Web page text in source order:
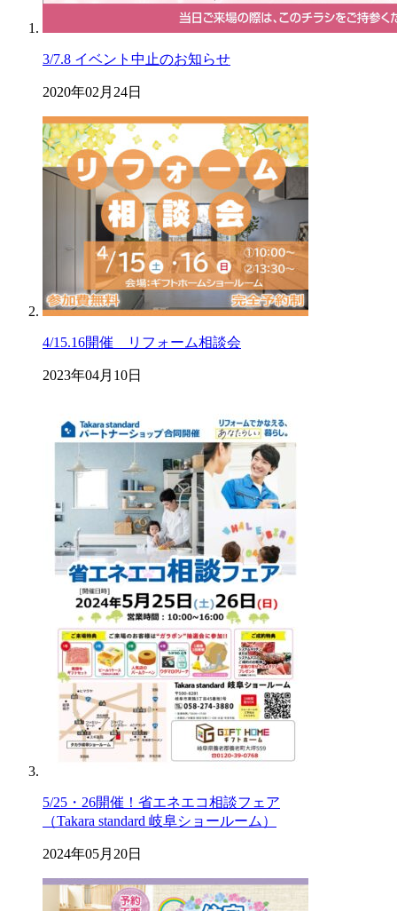
3/7.8 イベント中止のお知らせ
2020年02月24日
4/15.16開催 リフォーム相談会
2023年04月10日
5/25・26開催！省エネエコ相談フェア
（Takara standard 岐阜ショールーム）
2024年05月20日